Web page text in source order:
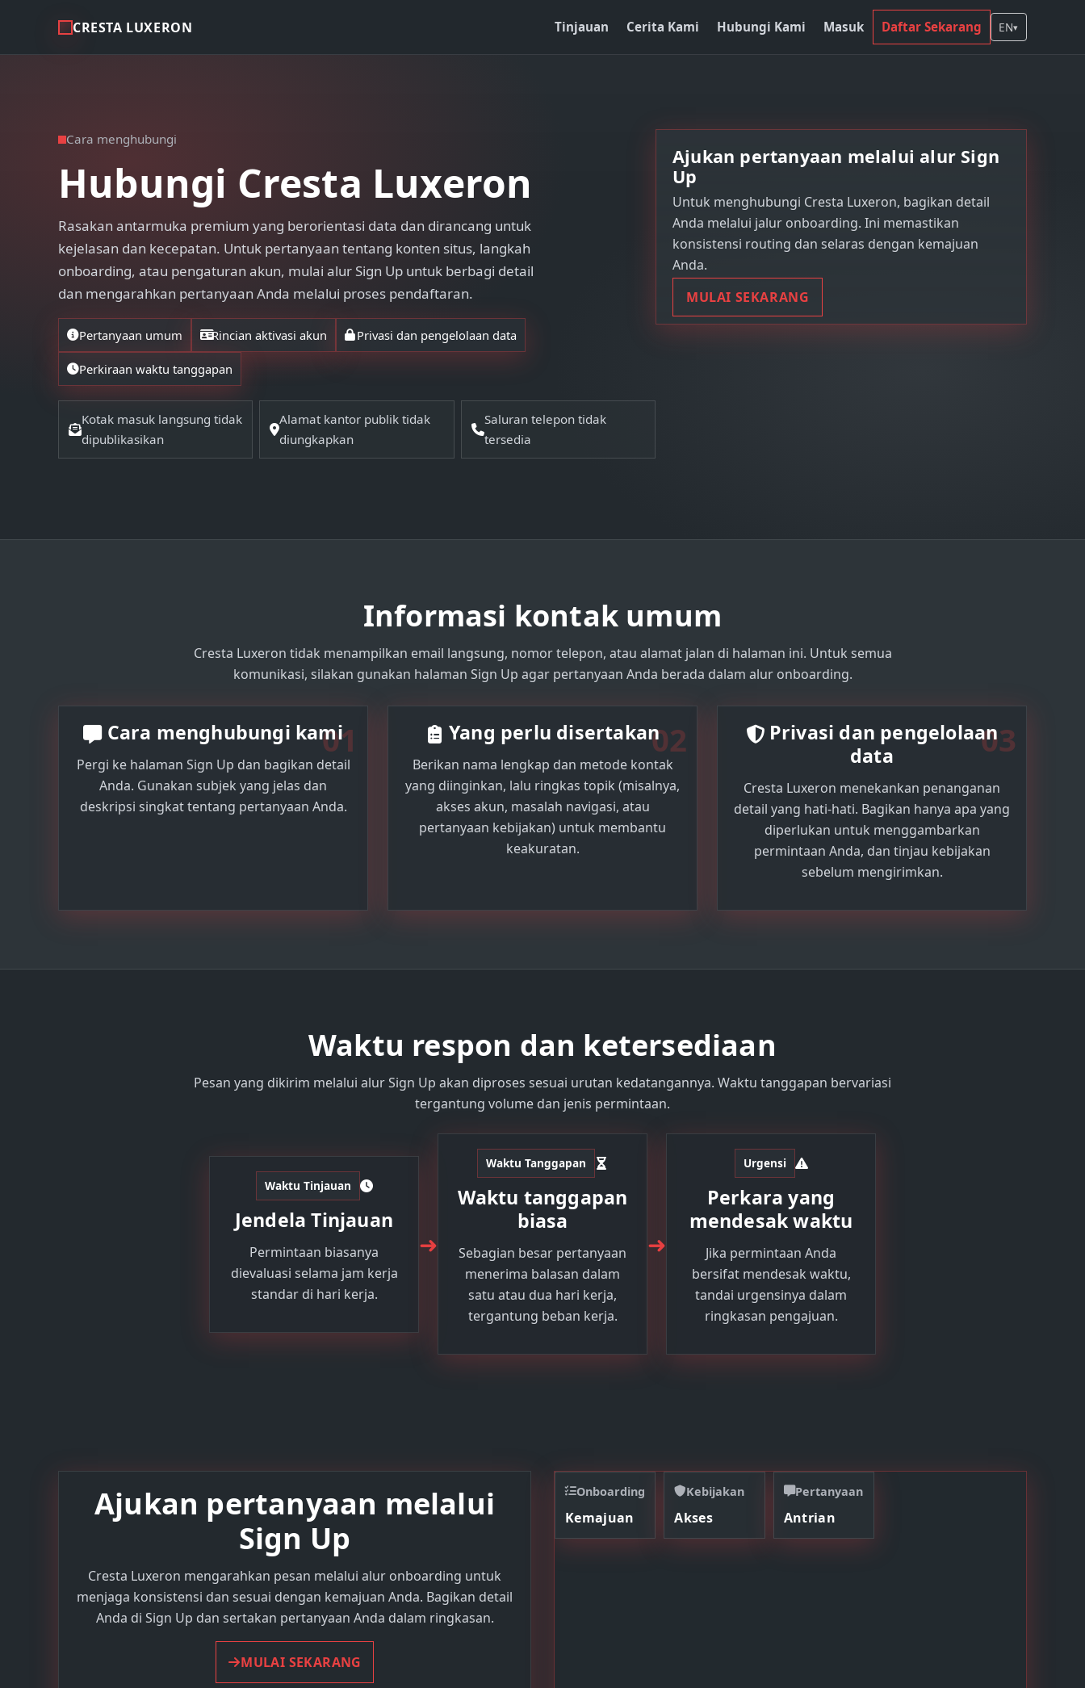
CRESTA LUXERON Tinjauan Cerita Kami Hubungi Kami Masuk Daftar Sekarang EN▾
Cara menghubungi
Hubungi Cresta Luxeron
Rasakan antarmuka premium yang berorientasi data dan dirancang untuk
kejelasan dan kecepatan. Untuk pertanyaan tentang konten situs, langkah
onboarding, atau pengaturan akun, mulai alur Sign Up untuk berbagi detail
dan mengarahkan pertanyaan Anda melalui proses pendaftaran.
Pertanyaan umum Rincian aktivasi akun Privasi dan pengelolaan data
Perkiraan waktu tanggapan
Kotak masuk langsung tidak
dipublikasikan
Alamat kantor publik tidak
diungkapkan
Saluran telepon tidak
tersedia
Ajukan pertanyaan melalui alur Sign
Up
Untuk menghubungi Cresta Luxeron, bagikan detail
Anda melalui jalur onboarding. Ini memastikan
konsistensi routing dan selaras dengan kemajuan
Anda.
MULAI SEKARANG
Informasi kontak umum
Cresta Luxeron tidak menampilkan email langsung, nomor telepon, atau alamat jalan di halaman ini. Untuk semua
komunikasi, silakan gunakan halaman Sign Up agar pertanyaan Anda berada dalam alur onboarding.
01
Cara menghubungi kami
Pergi ke halaman Sign Up dan bagikan detail
Anda. Gunakan subjek yang jelas dan
deskripsi singkat tentang pertanyaan Anda.
02
Yang perlu disertakan
Berikan nama lengkap dan metode kontak
yang diinginkan, lalu ringkas topik (misalnya,
akses akun, masalah navigasi, atau
pertanyaan kebijakan) untuk membantu
keakuratan.
03
Privasi dan pengelolaan
data
Cresta Luxeron menekankan penanganan
detail yang hati-hati. Bagikan hanya apa yang
diperlukan untuk menggambarkan
permintaan Anda, dan tinjau kebijakan
sebelum mengirimkan.
Waktu respon dan ketersediaan
Pesan yang dikirim melalui alur Sign Up akan diproses sesuai urutan kedatangannya. Waktu tanggapan bervariasi
tergantung volume dan jenis permintaan.
Waktu Tinjauan
Jendela Tinjauan
Permintaan biasanya
dievaluasi selama jam kerja
standar di hari kerja.
➜
Waktu Tanggapan
Waktu tanggapan
biasa
Sebagian besar pertanyaan
menerima balasan dalam
satu atau dua hari kerja,
tergantung beban kerja.
➜
Urgensi
Perkara yang
mendesak waktu
Jika permintaan Anda
bersifat mendesak waktu,
tandai urgensinya dalam
ringkasan pengajuan.
Ajukan pertanyaan melalui
Sign Up
Cresta Luxeron mengarahkan pesan melalui alur onboarding untuk
menjaga konsistensi dan sesuai dengan kemajuan Anda. Bagikan detail
Anda di Sign Up dan sertakan pertanyaan Anda dalam ringkasan.
MULAI SEKARANG
Onboarding
Kemajuan
Kebijakan
Akses
Pertanyaan
Antrian